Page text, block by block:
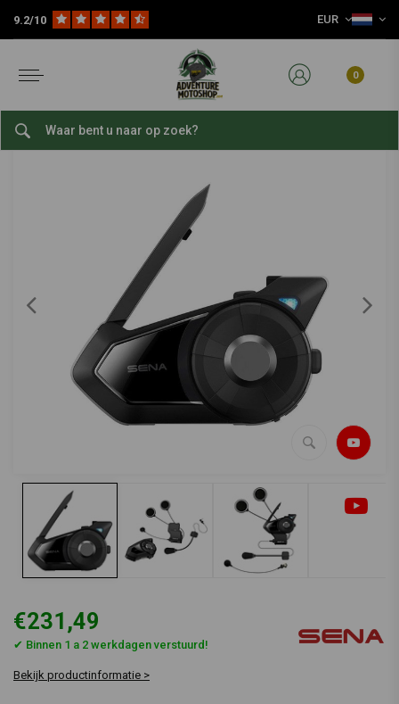
9.2/10 EUR
0
Reis Accessoires Motorfiets Communicatie
30K Bluetooth-Hheadset
€231,49
✔ Binnen 1 a 2 werkdagen verstuurd!
Bekijk productinformatie >